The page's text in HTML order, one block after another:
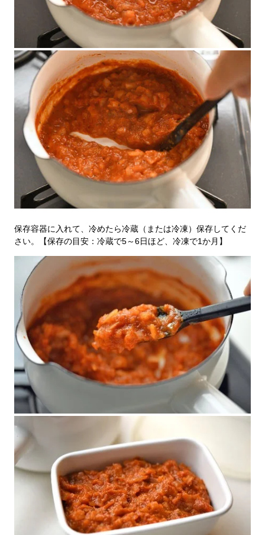
保存容器に入れて、冷めたら冷蔵（または冷凍）保存してくだ
さい。【保存の目安：冷蔵で5～6日ほど、冷凍で1か月】